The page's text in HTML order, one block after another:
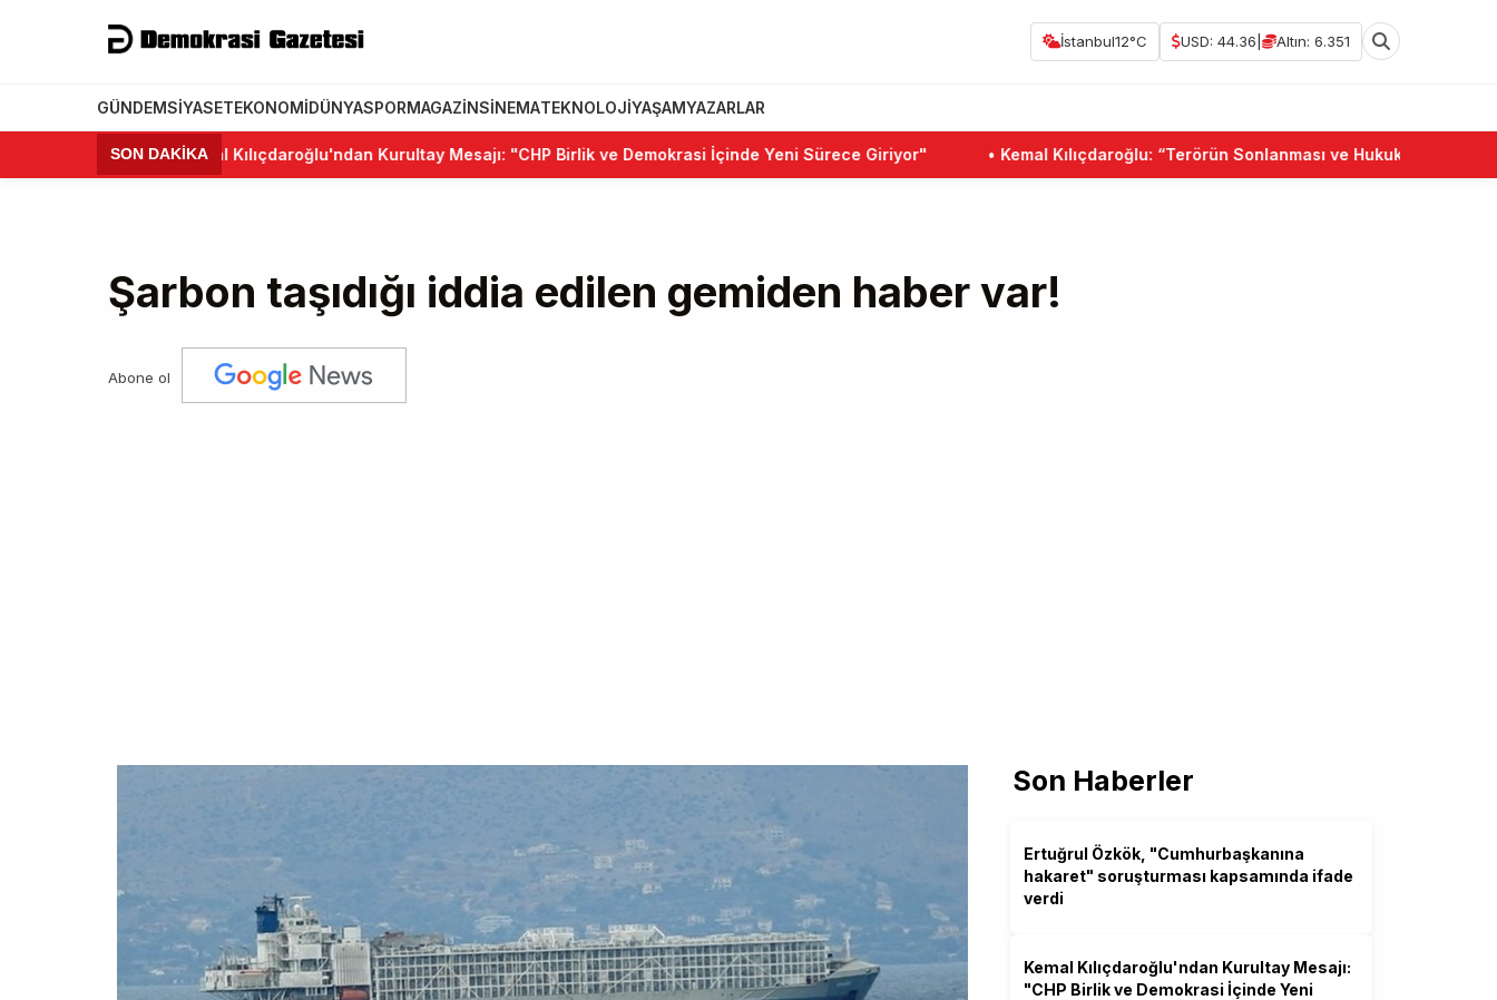
İstanbul12°C USD: 44.36 Altın: 6.351
GÜNDEMSIYASETEKONOMIDÜNYASPORMAGAZINSINEMATEKNOLOJIYAŞAMYAZARLAR
SON DAKİKA
•Kemal Kılıçdaroğlu'ndan Kurultay Mesajı: "CHP Birlik ve Demokrasi İçinde Yeni Sürece Giriyor" • Kemal Kılıçdaroğlu: “Terörün Sonlanması ve Hukuk Devleti Birlikte
Şarbon taşıdığı iddia edilen gemiden haber var!
Abone ol
Son Haberler
Ertuğrul Özkök, "Cumhurbaşkanına
hakaret" soruşturması kapsamında ifade
verdi
Kemal Kılıçdaroğlu'ndan Kurultay Mesajı:
"CHP Birlik ve Demokrasi İçinde Yeni